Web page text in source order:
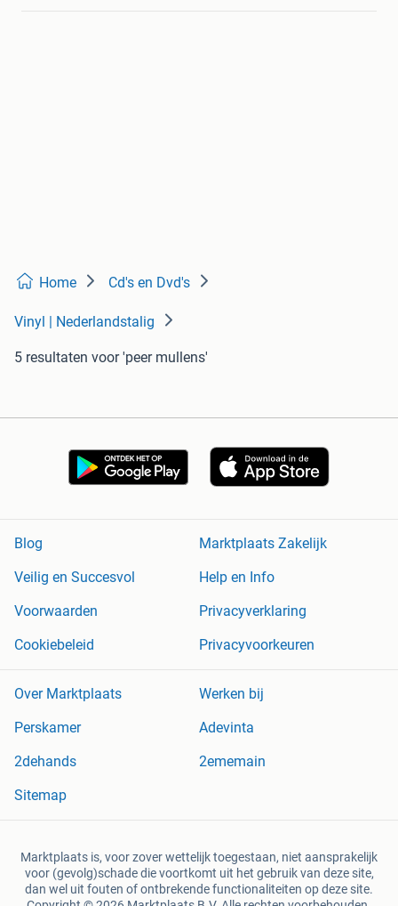
Home Cd's en Dvd's
Vinyl | Nederlandstalig
5 resultaten voor 'peer mullens'
Blog
Marktplaats Zakelijk
Veilig en Succesvol
Help en Info
Voorwaarden
Privacyverklaring
Cookiebeleid
Privacyvoorkeuren
Over Marktplaats
Werken bij
Perskamer
Adevinta
2dehands
2ememain
Sitemap
Marktplaats is, voor zover wettelijk toegestaan, niet aansprakelijk
voor (gevolg)schade die voortkomt uit het gebruik van deze site,
dan wel uit fouten of ontbrekende functionaliteiten op deze site.